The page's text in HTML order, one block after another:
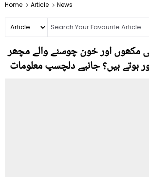
Home Article News
مکھوں اور خون چوسنے والے مچھر
ہوتے ہیں؟ جانیے دلچسپ معلومات